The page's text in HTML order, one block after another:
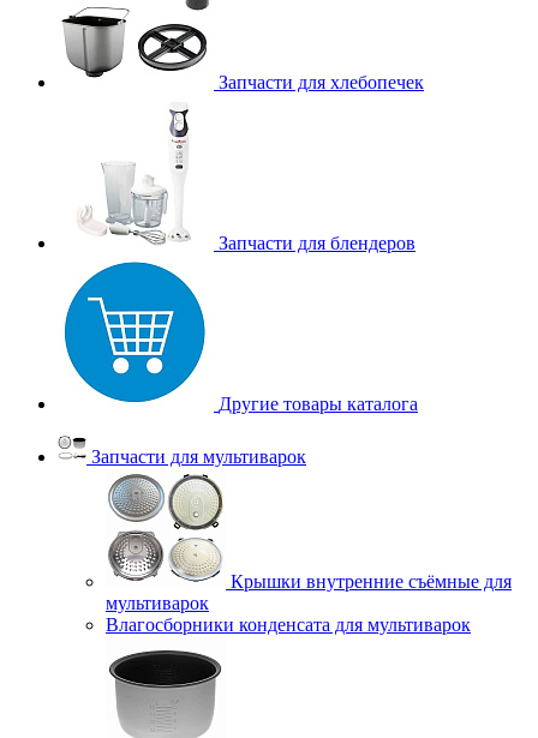
Запчасти для хлебопечек
Запчасти для блендеров
Другие товары каталога
Запчасти для мультиварок
Крышки внутренние съёмные для
мультиварок
Влагосборники конденсата для мультиварок